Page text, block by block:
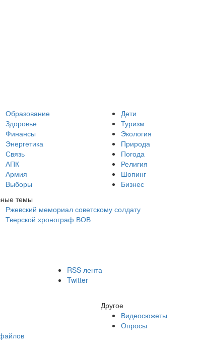
Образование
Здоровье
Финансы
Энергетика
Связь
АПК
Армия
Выборы
Дети
Туризм
Экология
Природа
Погода
Религия
Шопинг
Бизнес
темы
Ржевский мемориал советскому солдату
Тверской хронограф ВОВ
RSS лента
Twitter
Другое
Видеосюжеты
Опросы